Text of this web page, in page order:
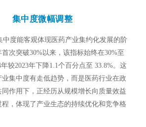
集中度微幅调整
中度能客观体现医药产业集约化发展的阶
次突破30%以来，该指标始终在30%至
较2023年下降1.1个百分点至 33.8%。这
集中度有走低趋势，而是医药行业在政
作用下，正经历从规模增长向质量效益
，体现了产业生态的持续优化和竞争格